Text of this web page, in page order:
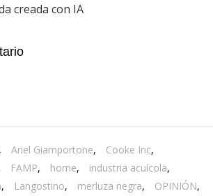
creada con IA
, Ariel Giamportone, Cooke Inc,
FAMP, home, industria acuícola,
, Langostino, merluza negra, OPINIÓN,